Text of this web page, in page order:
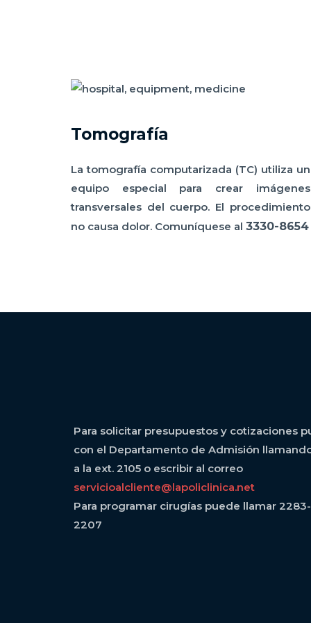
Tomografía
La tomografía computarizada (TC) utiliza un
equipo especial para crear imágenes
transversales del cuerpo. El procedimiento
no causa dolor. Comuníquese al 3330-8654
Para solicitar presupuestos y cotizaciones
con el Departamento de Admisión llamando
a la ext. 2105 o escribir al correo
servicioalcliente@lapoliclinica.net
Para programar cirugías puede llamar 2283-
2207